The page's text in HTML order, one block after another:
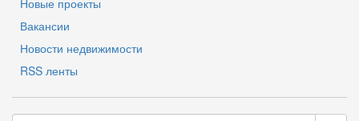
Новые проекты
Вакансии
Новости недвижимости
RSS ленты